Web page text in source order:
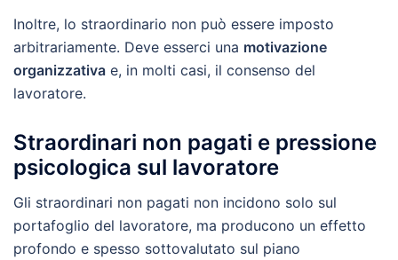
Inoltre, lo straordinario non può essere imposto
arbitrariamente. Deve esserci una motivazione
organizzativa e, in molti casi, il consenso del
lavoratore.
Straordinari non pagati e pressione
psicologica sul lavoratore
Gli straordinari non pagati non incidono solo sul
portafoglio del lavoratore, ma producono un effetto
profondo e spesso sottovalutato sul piano